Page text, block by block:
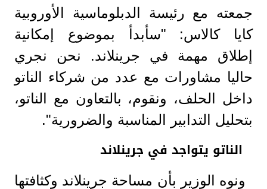
جمعته مع رئيسة الدبلوماسية الأوروبية
كايا كالاس: "سأبدأ بموضوع إمكانية
إطلاق مهمة في جرينلاند. نحن نجري
حاليا مشاورات مع عدد من شركاء الناتو
داخل الحلف، ونقوم، بالتعاون مع الناتو،
بتحليل التدابير المناسبة والضرورية".
الناتو يتواجد في جرينلاند
ونوه الوزير بأن مساحة جرينلاند وكثافتها